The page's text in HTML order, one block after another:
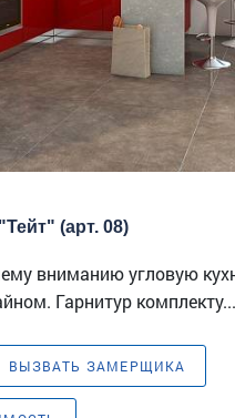
(арт. 08)
вниманию угловую
Гарнитур комплекту...
ВЫЗВАТЬ ЗАМЕРЩИКА